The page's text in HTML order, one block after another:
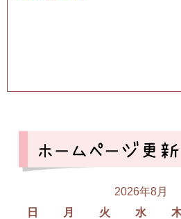
2026年8月
日
月 火 水